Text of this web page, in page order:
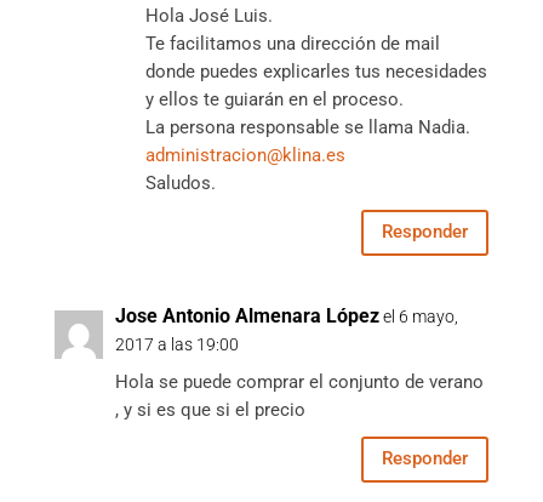
Hola José Luis.
Te facilitamos una dirección de mail
donde puedes explicarles tus necesidades
y ellos te guiarán en el proceso.
La persona responsable se llama Nadia.
administracion@klina.es
Saludos.
Responder
Jose Antonio Almenara López el 6 mayo,
2017 a las 19:00
Hola se puede comprar el conjunto de verano
, y si es que si el precio
Responder